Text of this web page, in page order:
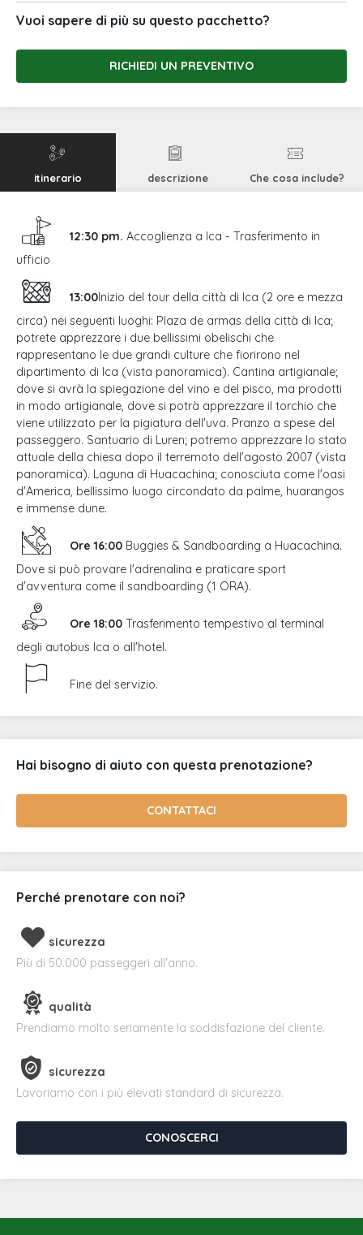
Vuoi sapere di più su questo pacchetto?
RICHIEDI UN PREVENTIVO
itinerario descrizione Che cosa include?
12:30 pm. Accoglienza a Ica - Trasferimento in
ufficio
13:00Inizio del tour della città di Ica (2 ore e mezza
circa) nei seguenti luoghi: Plaza de armas della città di Ica;
potrete apprezzare i due bellissimi obelischi che
rappresentano le due grandi culture che fiorirono nel
dipartimento di Ica (vista panoramica). Cantina artigianale;
dove si avrà la spiegazione del vino e del pisco, ma prodotti
in modo artigianale, dove si potrà apprezzare il torchio che
viene utilizzato per la pigiatura dell'uva. Pranzo a spese del
passeggero. Santuario di Luren; potremo apprezzare lo stato
attuale della chiesa dopo il terremoto dell'agosto 2007 (vista
panoramica). Laguna di Huacachina; conosciuta come l'oasi
d'America, bellissimo luogo circondato da palme, huarangos
e immense dune.
Ore 16:00 Buggies & Sandboarding a Huacachina.
Dove si può provare l'adrenalina e praticare sport
d'avventura come il sandboarding (1 ORA).
Ore 18:00 Trasferimento tempestivo al terminal
degli autobus Ica o all'hotel.
Fine del servizio.
Hai bisogno di aiuto con questa prenotazione?
CONTATTACI
Perché prenotare con noi?
sicurezza
Più di 50.000 passeggeri all'anno.
qualità
Prendiamo molto seriamente la soddisfazione del cliente.
sicurezza
Lavoriamo con i più elevati standard di sicurezza.
CONOSCERCI